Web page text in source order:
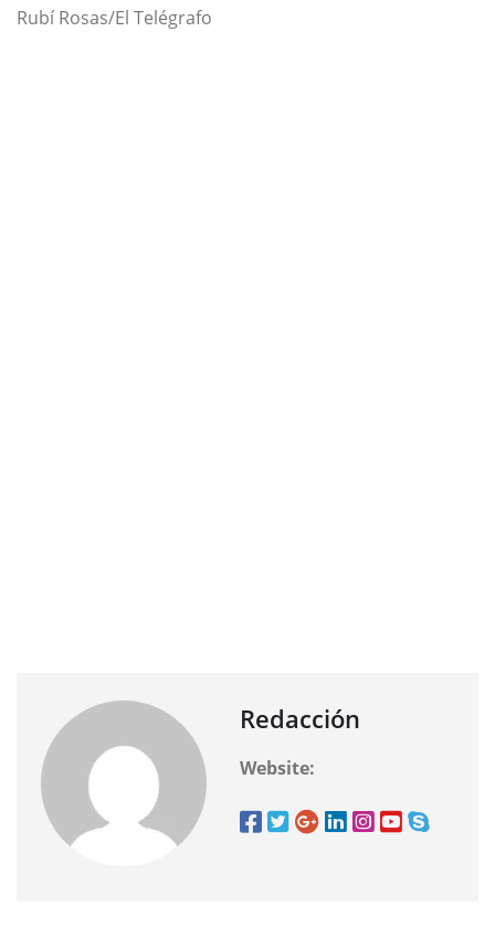
Rubí Rosas/El Telégrafo
Redacción
Website: